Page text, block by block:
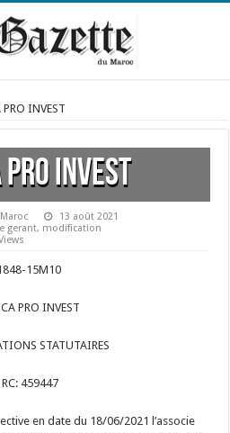
PRO INVEST
INVEST
13 août 2021
gerant, modification
15M10
PRO INVEST
STATUTAIRES
RC: 459447
en date du 18/06/2021 l’associe